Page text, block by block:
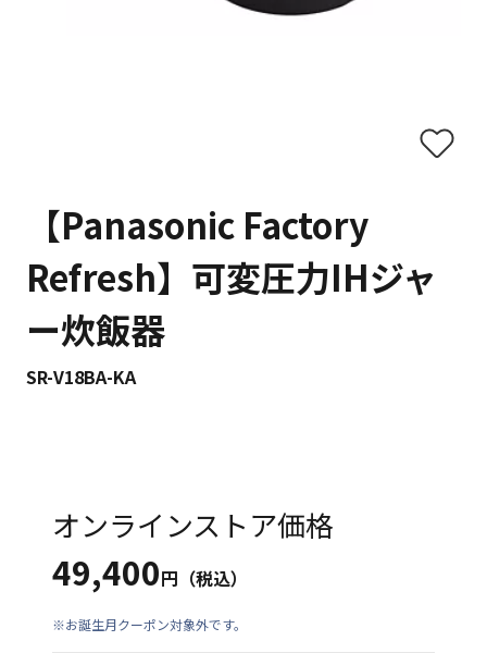
【Panasonic Factory
Refresh】可変圧力IHジャ
ー炊飯器
SR-V18BA-KA
オンラインストア価格
49,400円（税込）
※お誕生月クーポン対象外です。